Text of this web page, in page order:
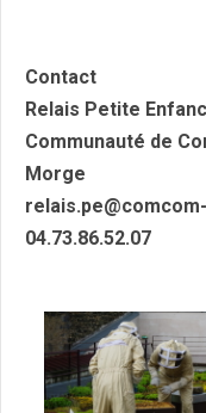
Contact
Relais Petite
Communauté de
Morge
04.73.86.52.07